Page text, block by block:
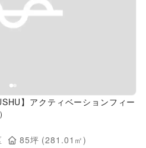
】アクティベーションフィー
85坪 (281.01 ㎡)